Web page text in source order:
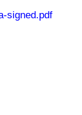
signed.pdf